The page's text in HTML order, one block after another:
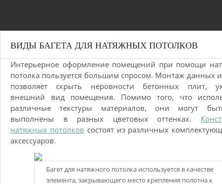
ВИДЫ БАГЕТА ДЛЯ НАТЯЖНЫХ ПОТОЛКОВ
Интерьерное оформление помещений при помощи
потолка пользуется большим спросом. Монтаж данных
позволяет скрыть неровности бетонных плит,
внешний вид помещения. Помимо того, что
различные текстуры материалов, они могут
выполнены в разных цветовых оттенках.
натяжных потолков состоят из различных
аксессуаров.
Багет для натяжного потолка используется в качестве
элемента, закрывающего место крепления полотна к